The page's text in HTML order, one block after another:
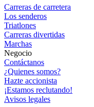
Carreras de carretera
Los senderos
Triatlones
Carreras divertidas
Marchas
Negocio
Contáctanos
¿Quienes somos?
Hazte accionista
¡Estamos reclutando!
Avisos legales